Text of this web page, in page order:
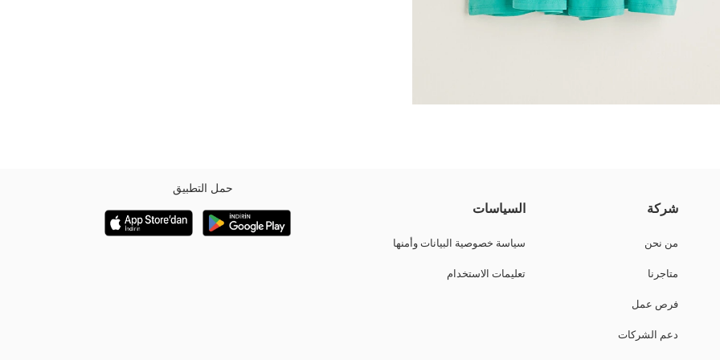
شركة
من نحن
متاجرنا
فرص عمل
دعم الشركات
السياسات
سياسة خصوصية البيانات وأمنها
تعليمات الاستخدام
حمل التطبيق